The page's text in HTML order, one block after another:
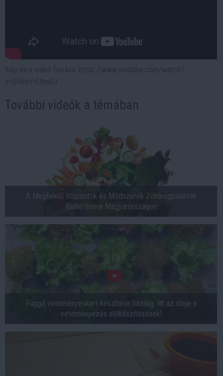
További videók a témában
A Megfelelő Időpontok és Módszerek Zöldségpalánták
Kiültetésére Magyarországon
Függő veteményeskert készítése házilag. Itt az ideje a
veteményezés előkészítésének!